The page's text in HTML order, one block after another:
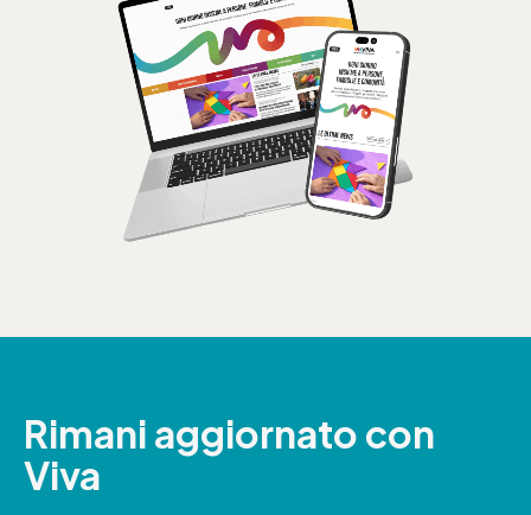
Rimani aggiornato con
Viva